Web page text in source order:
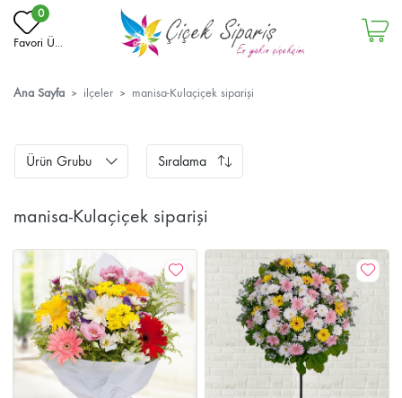
0
Favori Ü...
Ana Sayfa ilçeler manisa-Kulaçiçek siparişi
Ürün Grubu Sıralama
manisa-Kulaçiçek siparişi